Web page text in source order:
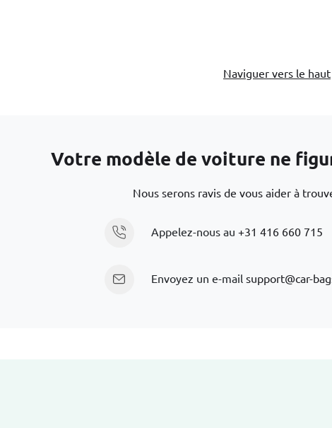
Naviguer vers le haut
Votre modèle de voiture ne
Nous serons ravis de vous aider à
Appelez-nous au +31 416 660 715
Envoyez un e-mail support@car-